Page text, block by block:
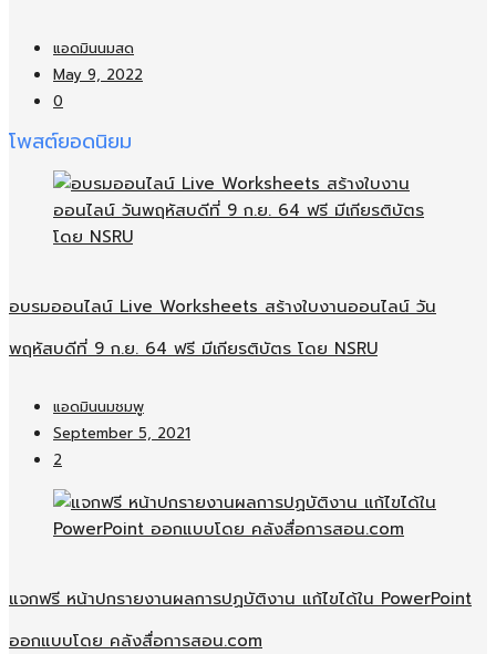
แอดมินนมสด
May 9, 2022
0
โพสต์ยอดนิยม
อบรมออนไลน์​ Live Worksheets สร้างใบงานออนไลน์​ วัน
พฤหัสบดีที่ 9 ก.ย. 64 ฟรี มีเกียรติบัตร โดย NSRU
แอดมินนมชมพู
September 5, 2021
2
แจกฟรี หน้าปกรายงานผลการปฏบัติงาน แก้ไขได้ใน PowerPoint
ออกแบบโดย คลังสื่อการสอน.com